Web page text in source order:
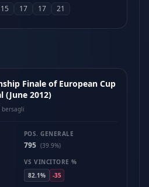
15 17 17 21
Finale of European Cup
(June 2012)
bersagli
POS. GENERALE
795 (39.9%)
VS VINCITORE %
82.1%
-35